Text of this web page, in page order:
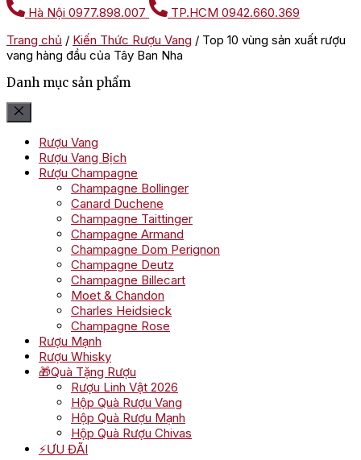
Hà Nội 0977.898.007 TP.HCM 0942.660.369
Trang chủ / Kiến Thức Rượu Vang / Top 10 vùng sản xuất rượu
vang hàng đầu của Tây Ban Nha
Danh mục sản phẩm
Rượu Vang
Rượu Vang Bịch
Rượu Champagne
Champagne Bollinger
Canard Duchene
Champagne Taittinger
Champagne Armand
Champagne Dom Perignon
Champagne Deutz
Champagne Billecart
Moet & Chandon
Charles Heidsieck
Champagne Rose
Rượu Mạnh
Rượu Whisky
🎁Quà Tặng Rượu
Rượu Linh Vật 2026
Hộp Quà Rượu Vang
Hộp Quà Rượu Mạnh
Hộp Quà Rượu Chivas
⚡ƯU ĐÃI